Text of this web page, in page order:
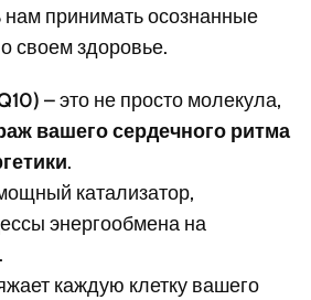
принимать осознанные
своем здоровье.
– это не просто молекула,
вашего сердечного ритма
.
катализатор,
энергообмена на
каждую клетку вашего